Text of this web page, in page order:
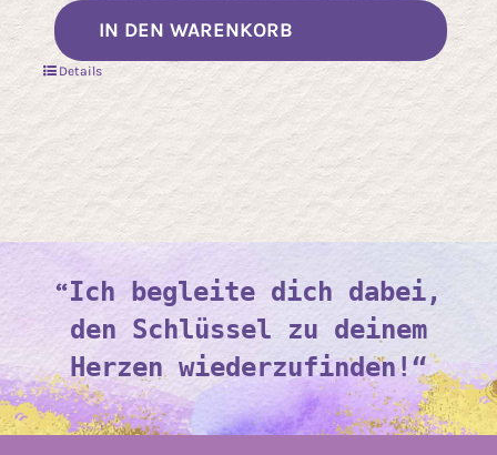
IN DEN WARENKORB
Details
“Ich begleite dich dabei,
den Schlüssel zu deinem
Herzen wiederzufinden!“